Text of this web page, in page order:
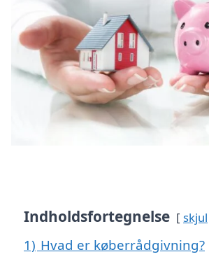
Indholdsfortegnelse skjul
1) Hvad er køberrådgivning?